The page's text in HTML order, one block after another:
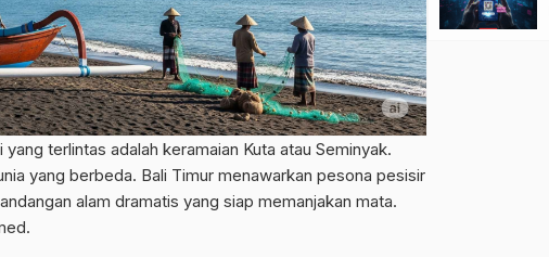
terlintas adalah keramaian Kuta atau Seminyak.
yang berbeda. Bali Timur menawarkan pesona pesisir
alam dramatis yang siap memanjakan mata.